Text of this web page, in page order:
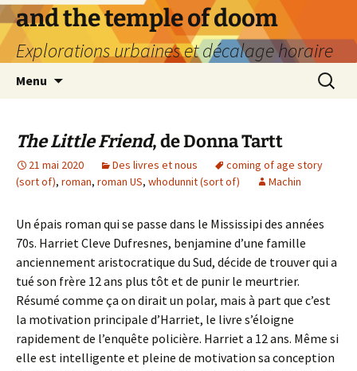
Aller
au
contenu
and the temple of doom
Explorations urbaines et décalage horaire
Menu
The Little Friend, de Donna Tartt
21 mai 2020 Des livres et nous
coming of age story
(sort of), roman, roman US, whodunnit (sort of) Machin
Un épais roman qui se passe dans le Mississipi des années
70s. Harriet Cleve Dufresnes, benjamine d’une famille
anciennement aristocratique du Sud, décide de trouver qui a
tué son frère 12 ans plus tôt et de punir le meurtrier.
Résumé comme ça on dirait un polar, mais à part que c’est
la motivation principale d’Harriet, le livre s’éloigne
rapidement de l’enquête policière. Harriet a 12 ans. Même si
elle est intelligente et pleine de motivation sa conception